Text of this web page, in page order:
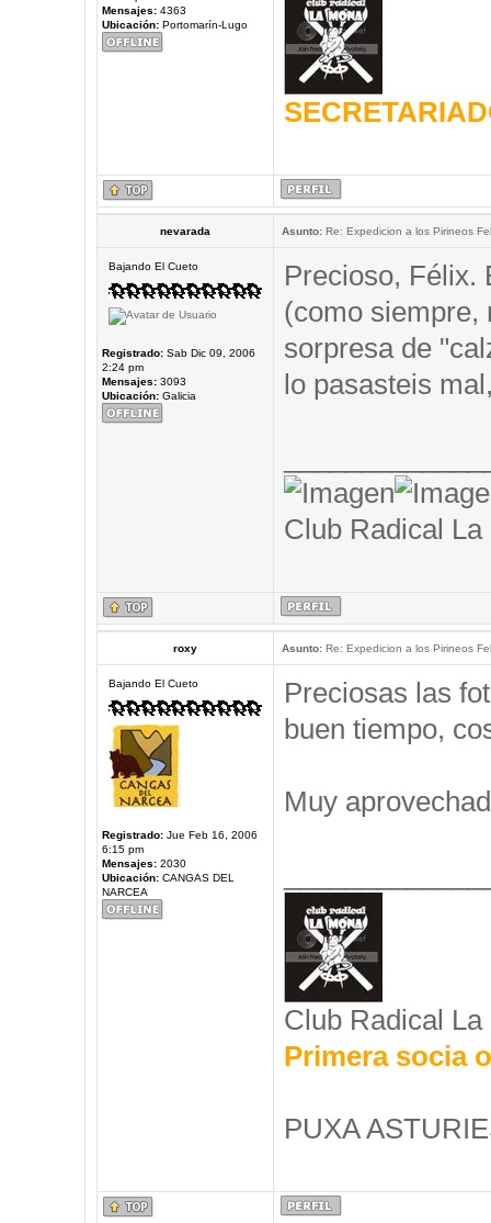
Mensajes:4363
Ubicación:Portomarín-Lugo
nevarada Asunto:Re: Expedicion a los Pirineos
Bajando El Cueto
Registrado:Sab Dic 09, 2006
2:24 pm
Mensajes:3093
Ubicación:Galicia
Precioso, Félix.
(como
sorpresa de
lo pasasteis
Club Radical La
roxy Asunto:Re: Expedicion a los Pirineos
Bajando El Cueto
Registrado:Jue Feb 16, 2006
6:15 pm
Mensajes:2030
Ubicación:CANGAS DEL
NARCEA
Preciosas las
buen tiempo,
Muy
Club Radical La
Primera socia
PUXA